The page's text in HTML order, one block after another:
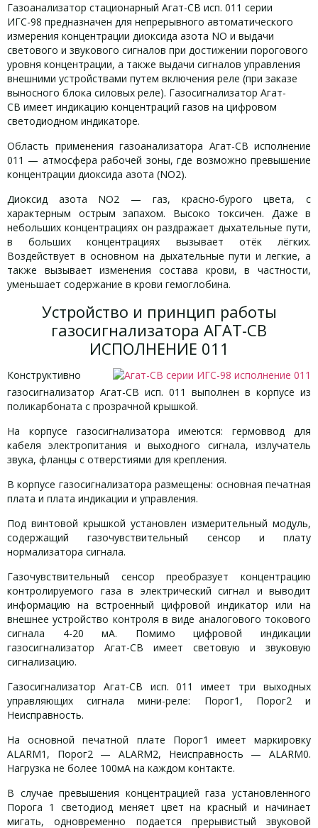
Газоанализатор стационарный Агат-СВ исп. 011 серии
ИГС-98 предназначен для непрерывного автоматического
измерения концентрации диоксида азота NO и выдачи
светового и звукового сигналов при достижении порогового
уровня концентрации, а также выдачи сигналов управления
внешними устройствами путем включения реле (при заказе
выносного блока силовых реле). Газосигнализатор Агат-
СВ имеет индикацию концентраций газов на цифровом
светодиодном индикаторе.
Область применения газоанализатора Агат-СВ исполнение
011 — атмосфера рабочей зоны, где возможно превышение
концентрации диоксида азота (NO2).
Диоксид азота NO2 — газ, красно-бурого цвета, с
характерным острым запахом. Высоко токсичен. Даже в
небольших концентрациях он раздражает дыхательные пути,
в больших концентрациях вызывает отёк лёгких.
Воздействует в основном на дыхательные пути и легкие, а
также вызывает изменения состава крови, в частности,
уменьшает содержание в крови гемоглобина.
Устройство и принцип работы
газосигнализатора АГАТ-СВ
ИСПОЛНЕНИЕ 011
Конструктивно
газосигнализатор Агат-СВ исп. 011 выполнен в корпусе из
поликарбоната с прозрачной крышкой.
На корпусе газосигнализатора имеются: гермоввод для
кабеля электропитания и выходного сигнала, излучатель
звука, фланцы с отверстиями для крепления.
В корпусе газосигнализатора размещены: основная печатная
плата и плата индикации и управления.
Под винтовой крышкой установлен измерительный модуль,
содержащий газочувствительный сенсор и плату
нормализатора сигнала.
Газочувствительный сенсор преобразует концентрацию
контролируемого газа в электрический сигнал и выводит
информацию на встроенный цифровой индикатор или на
внешнее устройство контроля в виде аналогового токового
сигнала 4-20 мА. Помимо цифровой индикации
газосигнализатор Агат-СВ имеет световую и звуковую
сигнализацию.
Газосигнализатор Агат-СВ исп. 011 имеет три выходных
управляющих сигнала мини-реле: Порог1, Порог2 и
Неисправность.
На основной печатной плате Порог1 имеет маркировку
ALARM1, Порог2 — ALARM2, Неисправность — ALARM0.
Нагрузка не более 100мА на каждом контакте.
В случае превышения концентрацией газа установленного
Порога 1 светодиод меняет цвет на красный и начинает
мигать, одновременно подается прерывистый звуковой